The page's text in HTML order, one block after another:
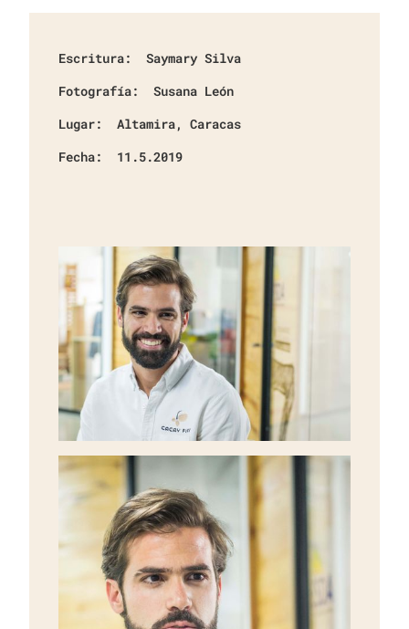
Escritura:
Saymary Silva
Fotografía:
Susana León
Lugar:
Altamira, Caracas
Fecha:
11.5.2019